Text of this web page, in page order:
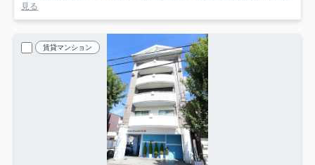
見る
賃貸マンション